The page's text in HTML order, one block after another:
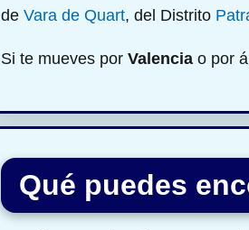
de Vara de Quart, del Distrito
Si te mueves por Valencia o por
Qué puedes